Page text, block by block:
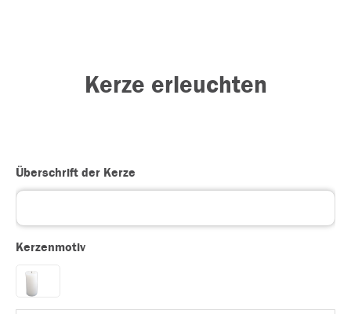
Kerze erleuchten
Überschrift der Kerze
Kerzenmotiv